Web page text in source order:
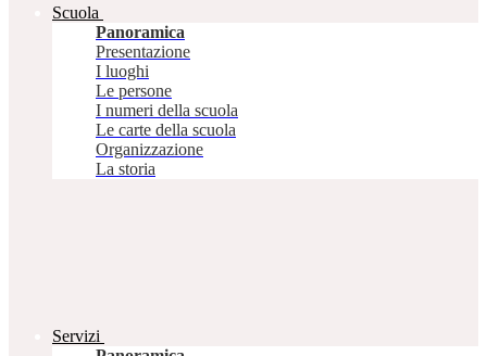
Scuola
Panoramica
Presentazione
I luoghi
Le persone
I numeri della scuola
Le carte della scuola
Organizzazione
La storia
Servizi